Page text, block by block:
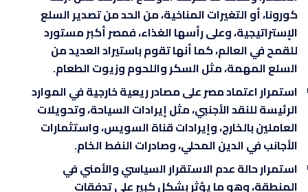
كورونا، أو التغيرات المناخية، من الحد من تصدير السلع
الإستراتيجية، وعلى رأسها الغذاء، فمصر أكبر مستورد
للقمح في العالم، كما أنها تقوم باستيراد العديد من
السلع المهمة، مثل السكر واللحوم وزيوت الطعام.
استمرار اعتماد مصر على مصادر ريعية خارجية في الموارد
الرئيسة للنقد الأجنبي، مثل إيرادات السياحة، وتحويلات
العاملين بالخارج، وإيرادات قناة السويس، واستثمارات
الأجانب في الدين المحلي، وصادرات النفط الخام.
استمرار حالة عدم الاستقرار السياسي والأمني في
المنطقة، وهو ما يؤثر بشكل كبير على تدفقات